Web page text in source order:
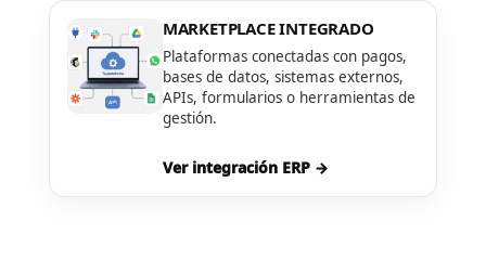
MARKETPLACE INTEGRADO
Plataformas conectadas con pagos,
bases de datos, sistemas externos,
APIs, formularios o herramientas de
gestión.
Ver integración ERP →